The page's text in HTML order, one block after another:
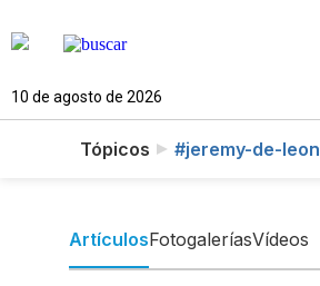
10 de agosto de 2026
Tópicos #jeremy-de-leon
ArtículosFotogaleríasVídeos